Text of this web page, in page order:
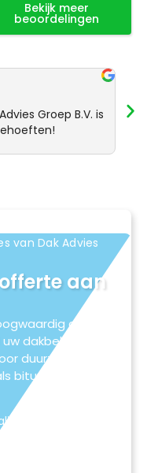
Bekijk meer
beoordelingen
Groep B.V. is
van Dak Advies
aan
advies
dakbehoeften.
duurzame en
bitumen
Resultaten